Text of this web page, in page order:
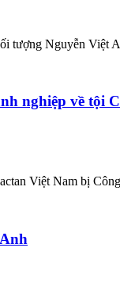
tượng Nguyễn Việt
nghiệp về tội
Việt Nam bị